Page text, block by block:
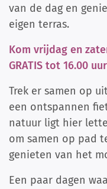
van de dag en
eigen terras.
Kom vrijdag en
GRATIS tot 16.00 uur
Trek er samen op
een ontspannen
natuur ligt hier
om samen op pad
genieten van het
Een paar dagen